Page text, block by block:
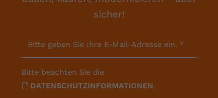
sicher!
Bitte geben Sie Ihre E-Mail-Adresse ein. *
Bitte beachten Sie die
DATENSCHUTZINFORMATIONEN.